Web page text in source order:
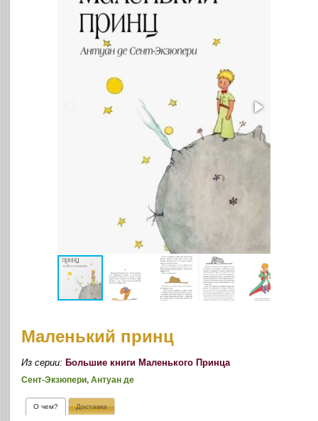
Маленький принц
Из серии: Большие книги Маленького Принца
Сент-Экзюпери, Антуан де
О чем? Доставка